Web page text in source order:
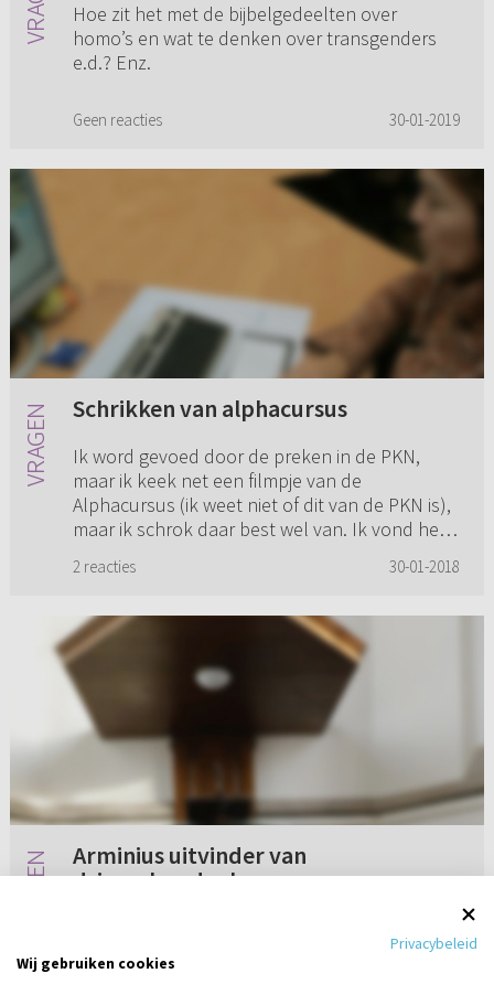
Hoe zit het met de bijbelgedeelten over
homo’s en wat te denken over transgenders
e.d.? Enz.
Geen reacties 30-01-2019
Schrikken van alphacursus
Ik word gevoed door de preken in de PKN,
maar ik keek net een filmpje van de
Alphacursus (ik weet niet of dit van de PKN is),
maar ik schrok daar best wel van. Ik vond het
2 reacties 30-01-2018
Arminius uitvinder van
drieverbondenleer
doen over de tweeverbonden- en
drieverbondenleer. Maar wist u dat Comrie in
Privacybeleid
Wij gebruiken cookies